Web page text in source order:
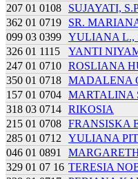
207 01 0108
SUJAYATI,
362 01 0719
SR.
099 03 0399 YULIANA L.,
326 01 1115
YANTI
247 01 0710 ROSLIANA
350 01 0718 MADALENA
157 01 0704 MARTALINA
318 03 0714 RIKOSIA
215 01 0708 FRANSISKA
285 01 0712
YULIANA
046 01 0891
329 01 07 16 TERESIA